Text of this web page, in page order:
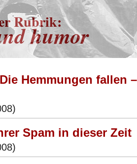
Rubrik:
humor
Hemmungen fallen
Spam in dieser Zeit